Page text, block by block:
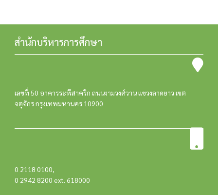
สำนักบริหารการศึกษา
เลขที่ 50 อาคารระพีสาคริก ถนนงามวงศ์วาน แขวงลาดยาว เขต
จตุจักร กรุงเทพมหานคร 10900
0 2118 0100,
0 2942 8200 ext. 618000